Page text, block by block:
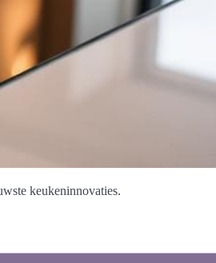
keukeninnovaties.